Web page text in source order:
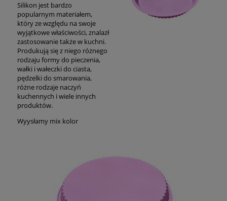
Silikon jest bardzo
popularnym materiałem,
który ze względu na swoje
wyjątkowe właściwości, znalazł
zastosowanie także w kuchni.
Produkują się z niego różnego
rodzaju formy do pieczenia,
wałki i wałeczki do ciasta,
pędzelki do smarowania,
różne rodzaje naczyń
kuchennych i wiele innych
produktów.
Wyysłamy mix kolor